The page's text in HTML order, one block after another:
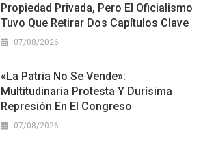
Propiedad Privada, Pero El Oficialismo
Tuvo Que Retirar Dos Capítulos Clave
07/08/2026
«La Patria No Se Vende»:
Multitudinaria Protesta Y Durísima
Represión En El Congreso
07/08/2026